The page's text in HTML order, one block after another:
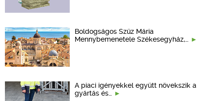
Boldogságos Szűz Mária
Mennybemenetele Székesegyház,…
A piaci igényekkel együtt növekszik a
gyártás és…